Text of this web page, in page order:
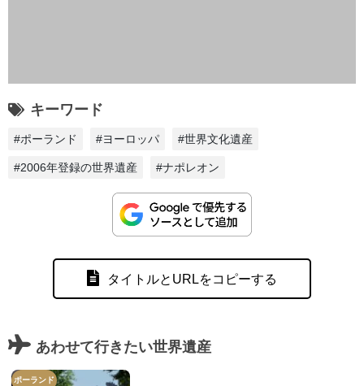
キーワード
#ポーランド #ヨーロッパ #世界文化遺産
#2006年登録の世界遺産 #ナポレオン
タイトルとURLをコピーする
あわせて行きたい世界遺産
ポーランド